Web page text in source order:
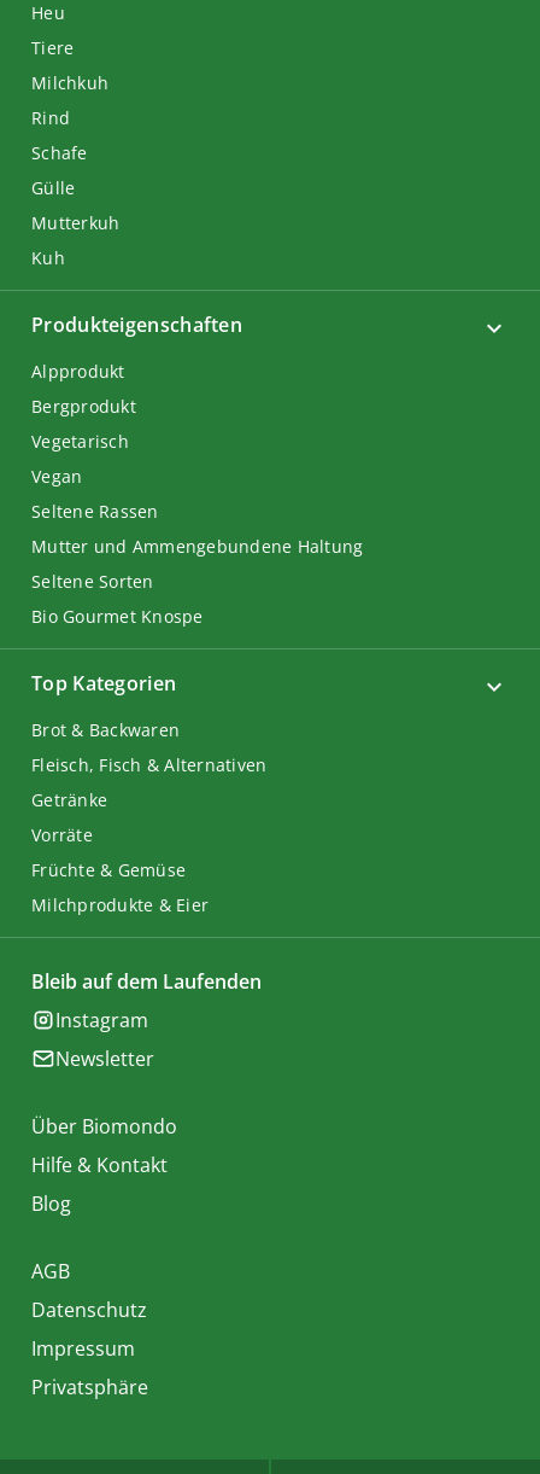
Heu
Tiere
Milchkuh
Rind
Schafe
Gülle
Mutterkuh
Kuh
Top Kategorien
Brot & Backwaren
Fleisch, Fisch & Alternativen
Getränke
Vorräte
Früchte & Gemüse
Milchprodukte & Eier
Produkteigenschaften
Alpprodukt
Bergprodukt
Vegetarisch
Vegan
Seltene Rassen
Mutter und Ammengebundene Haltung
Seltene Sorten
Bio Gourmet Knospe
Bleib auf dem Laufenden
Instagram
Newsletter
Über Biomondo
Hilfe & Kontakt
Blog
AGB
Datenschutz
Impressum
Privatsphäre